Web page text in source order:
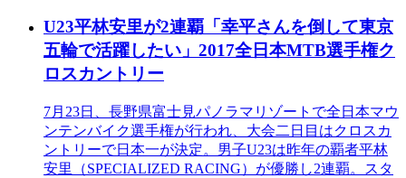
U23平林安里が2連覇「幸平さんを倒して東京
五輪で活躍したい」2017全日本MTB選手権ク
ロスカントリー
7月23日、長野県富士見パノラマリゾートで全日本マウ
ンテンバイク選手権が行われ、大会二日目はクロスカ
ントリーで日本一が決定。男子U23は昨年の覇者平林
安里（SPECIALIZED RACING）が優勝し2連覇。スタ